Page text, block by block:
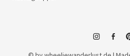
instagram